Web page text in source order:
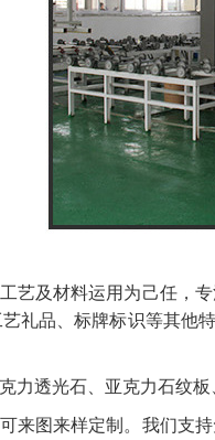
艺及材料运用为己任，
礼品、标牌标识等其他
力透光石、亚克力石纹
来图来样定制。我们支